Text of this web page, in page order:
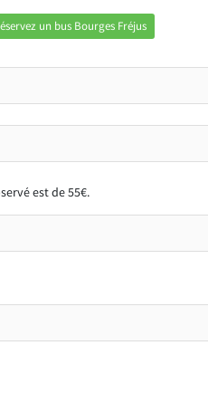
un bus Bourges Fréjus
est de 55€.